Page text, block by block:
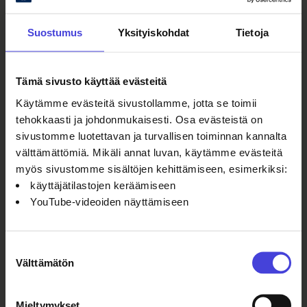
Suostumus Yksityiskohdat Tietoja
Tämä sivusto käyttää evästeitä
Käytämme evästeitä sivustollamme, jotta se toimii
tehokkaasti ja johdonmukaisesti. Osa evästeistä on
sivustomme luotettavan ja turvallisen toiminnan kannalta
välttämättömiä. Mikäli annat luvan, käytämme evästeitä
myös sivustomme sisältöjen kehittämiseen, esimerkiksi:
käyttäjätilastojen keräämiseen
YouTube-videoiden näyttämiseen
valinta
Välttämätön
Mieltymykset
Arctic Food Lab
Oulu2026 piirakkapidot
Ruoka ruokakulttuuri
Lue myös
Kesäillan
Kuva: Kevin